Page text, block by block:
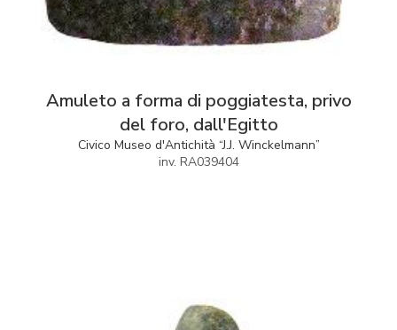
Amuleto a forma di poggiatesta, privo
del foro, dall'Egitto
Civico Museo d'Antichità “J.J. Winckelmann”
inv. RA039404